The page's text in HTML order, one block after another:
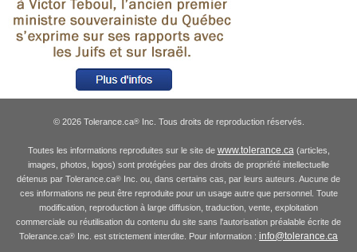
© 2026 Tolerance.ca®Inc. Tous droits de reproduction réservés.
Toutes les informations reproduites sur le site de www.tolerance.ca(articles,
images, photos, logos) sont protégées par des droits de propriété intellectuelle
détenus par Tolerance.ca® Inc. ou, dans certains cas, par leurs auteurs. Aucune de
ces informations ne peut être reproduite pour un usage autre que personnel. Toute
modification, reproduction à large diffusion, traduction, vente, exploitation
commerciale ou réutilisation du contenu du site sans l'autorisation préalable écrite de
Tolerance.ca® Inc. est strictement interdite. Pour information : info@tolerance.ca